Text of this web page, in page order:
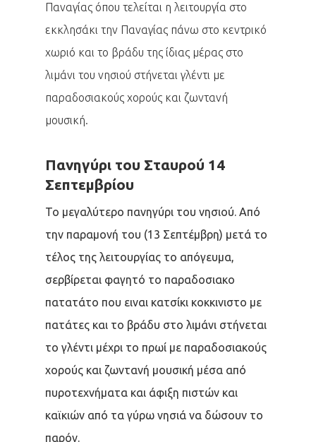
Παναγίας όπου τελείται η λειτουργία στο
εκκλησάκι την Παναγίας πάνω στο κεντρικό
χωριό και το βράδυ της ίδιας μέρας στο
λιμάνι του νησιού στήνεται γλέντι με
παραδοσιακούς χορούς και ζωντανή
μουσική.
Πανηγύρι του Σταυρού 14
Σεπτεμβρίου
Το μεγαλύτερο πανηγύρι του νησιού. Από
την παραμονή του (13 Σεπτέμβρη) μετά το
τέλος της λειτουργίας το απόγευμα,
σερβίρεται φαγητό το παραδοσιακο
πατατάτο που ειναι κατσίκι κοκκινιστο με
πατάτες και το βράδυ στο λιμάνι στήνεται
το γλέντι μέχρι το πρωί με παραδοσιακούς
χορούς και ζωντανή μουσική μέσα από
πυροτεχνήματα και άφιξη πιστών και
καϊκιών από τα γύρω νησιά να δώσουν το
παρόν.